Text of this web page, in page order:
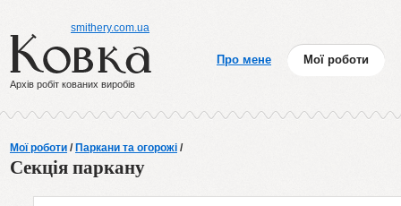
smithery.com.ua
Архів робіт кованих виробів
Про мене Мої роботи
Мої роботи / Паркани та огорожі /
Секція паркану